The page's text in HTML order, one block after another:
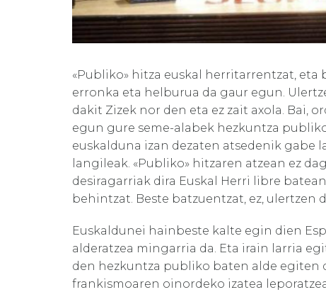
«Publiko» hitza euskal herritarrentzat,
erronka eta helburua da gaur egun.
dakit Zizek nor den eta ez zait axola. Bai,
egun gure seme-alabek hezkuntza
euskalduna izan dezaten atsedenik gabe
langileak. «Publiko» hitzaren atzean ez
desiragarriak dira Euskal Herri libre
behintzat. Beste batzuentzat, ez, ulertzen
Euskaldunei hainbeste kalte egin dien
alderatzea mingarria da. Eta irain larria
den hezkuntza publiko baten alde egiten
frankismoaren oinordeko izatea